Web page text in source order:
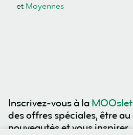
et Moyennes
Inscrivez-vous à la
des offres spéciales, être
nouveautés et vous inspirer.